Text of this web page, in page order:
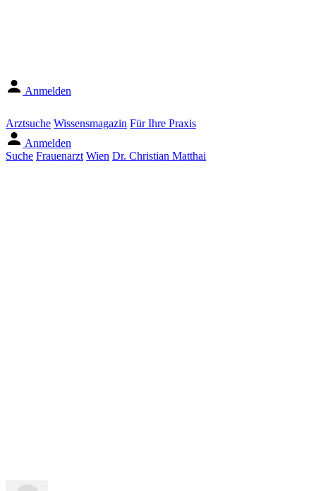
Anmelden
Arztsuche Wissensmagazin Für Ihre Praxis
Anmelden
Suche Frauenarzt Wien Dr. Christian Matthai